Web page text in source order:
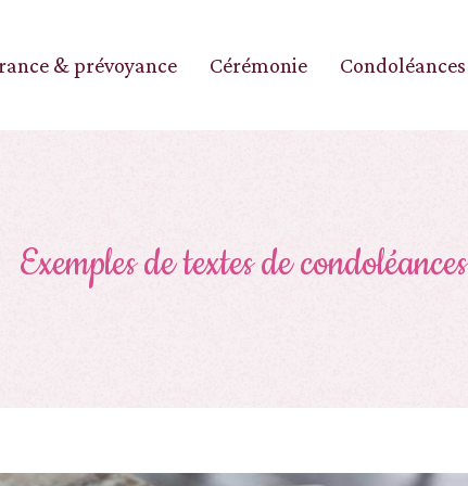
& prévoyance Cérémonie Condoléances
Exemples de textes de condoléances